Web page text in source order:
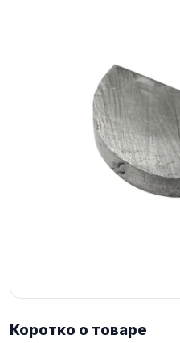
Коротко о товаре